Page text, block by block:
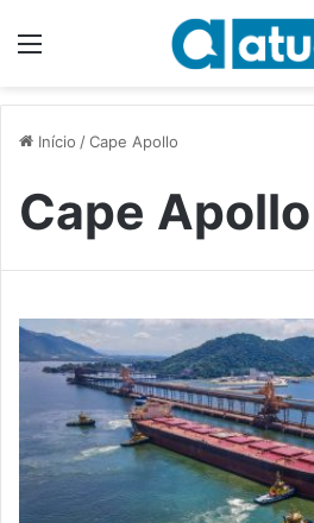
Início /Cape Apollo
Cape Apollo